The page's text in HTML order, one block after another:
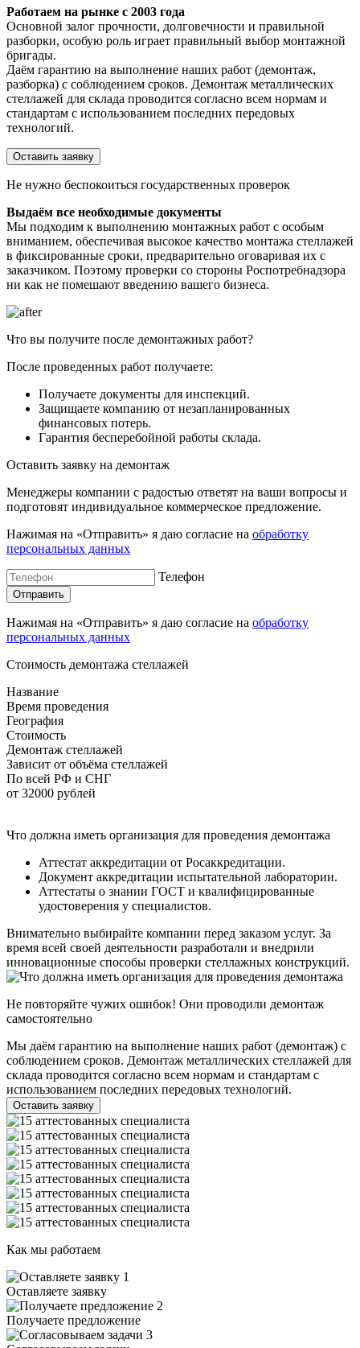
Работаем на рынке с 2003 года
Основной залог прочности, долговечности и правильной
разборки, особую роль играет правильный выбор монтажной
бригады.
Даём гарантию на выполнение наших работ (демонтаж,
разборка) с соблюдением сроков. Демонтаж металлических
стеллажей для склада проводится согласно всем нормам и
стандартам с использованием последних передовых
технологий.
Оставить заявку
Не нужно беспокоиться государственных проверок
Выдаём все необходимые документы
Мы подходим к выполнению монтажных работ с особым
вниманием, обеспечивая высокое качество монтажа стеллажей
в фиксированные сроки, предварительно оговаривая их с
заказчиком. Поэтому проверки со стороны Роспотребнадзора
ни как не помешают введению вашего бизнеса.
Что вы получите после демонтажных работ?
После проведенных работ получаете:
Получаете документы для инспекций.
Защищаете компанию от незапланированных
финансовых потерь.
Гарантия бесперебойной работы склада.
Оставить заявку на демонтаж
Менеджеры компании с радостью ответят на ваши вопросы и
подготовят индивидуальное коммерческое предложение.
Нажимая на «Отправить» я даю согласие на обработку
персональных данных
Телефон
Нажимая на «Отправить» я даю согласие на обработку
персональных данных
Стоимость демонтажа стеллажей
Название
Время проведения
География
Стоимость
Демонтаж стеллажей
Зависит от объёма стеллажей
По всей РФ и СНГ
от 32000 рублей
Что должна иметь организация для проведения демонтажа
Аттестат аккредитации от Росаккредитации.
Документ аккредитации испытательной лаборатории.
Аттестаты о знании ГОСТ и квалифицированные
удостоверения у специалистов.
Внимательно выбирайте компании перед заказом услуг. За
время всей своей деятельности разработали и внедрили
инновационные способы проверки стеллажных конструкций.
Не повторяйте чужих ошибок! Они проводили демонтаж
самостоятельно
Мы даём гарантию на выполнение наших работ (демонтаж) с
соблюдением сроков. Демонтаж металлических стеллажей для
склада проводится согласно всем нормам и стандартам с
использованием последних передовых технологий.
Оставить заявку
Как мы работаем
1
Оставляете заявку
2
Получаете предложение
3